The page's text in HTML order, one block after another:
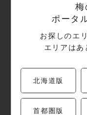
梅
ポータ
お探しのエ
エリアはあ
北海道版
首都圏版
対象店舗はこちら